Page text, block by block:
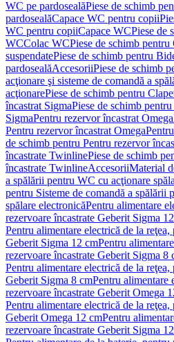
WC pe pardosealăPiese de schimb
pardosealăCapace WC pentru copii
WC pentru copiiCapace WCPiese de
WCColac WCPiese de schimb
suspendatePiese de schimb pentru
pardosealăAccesoriiPiese de schimb
acţionare şi sisteme de comandă a
acţionarePiese de schimb pentru
încastrat SigmaPiese de schimb
SigmaPentru rezervor încastrat Omega
Pentru rezervor încastrat Omega
de schimb pentru Pentru rezervor
încastrate TwinlinePiese de schimb
încastrate TwinlineAccesoriiMaterial
a spălării pentru WC cu acţionare
pentru Sisteme de comandă a spălării
spălare electronicăPentru alimentare
rezervoare încastrate Geberit Sigma
Pentru alimentare electrică de la
Geberit Sigma 12 cmPentru
rezervoare încastrate Geberit Sigma 8
Pentru alimentare electrică de la
Geberit Sigma 8 cmPentru alimentare
rezervoare încastrate Geberit Omega
Pentru alimentare electrică de la
Geberit Omega 12 cmPentru
rezervoare încastrate Geberit Sigma